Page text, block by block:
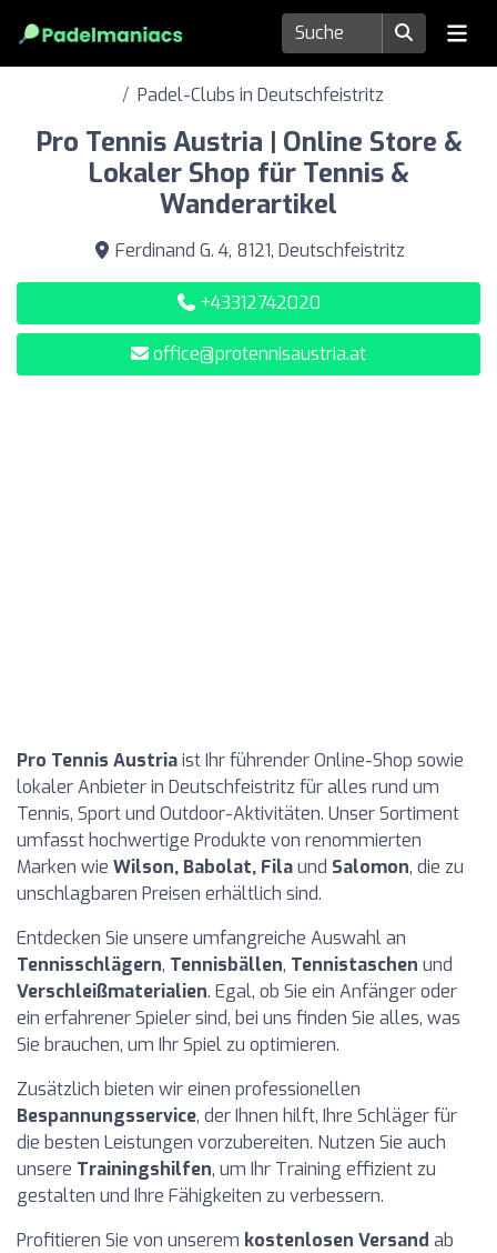
Padel-Clubs in Deutschfeistritz
Pro Tennis Austria | Online Store &
Lokaler Shop für Tennis &
Wanderartikel
Ferdinand G. 4, 8121, Deutschfeistritz
+43312742020
office@protennisaustria.at
Pro Tennis Austriaist Ihr führender Online-Shop sowie
lokaler Anbieter in Deutschfeistritz für alles rund um
Tennis, Sport und Outdoor-Aktivitäten. Unser Sortiment
umfasst hochwertige Produkte von renommierten
Marken wie Wilson, Babolat, Filaund Salomon, die zu
unschlagbaren Preisen erhältlich sind.
Entdecken Sie unsere umfangreiche Auswahl an
Tennisschlägern, Tennisbällen, Tennistaschen und
Verschleißmaterialien. Egal, ob Sie ein Anfänger oder
ein erfahrener Spieler sind, bei uns finden Sie alles, was
Sie brauchen, um Ihr Spiel zu optimieren.
Zusätzlich bieten wir einen professionellen
Bespannungsservice, der Ihnen hilft, Ihre Schläger für
die besten Leistungen vorzubereiten. Nutzen Sie auch
unsere Trainingshilfen, um Ihr Training effizient zu
gestalten und Ihre Fähigkeiten zu verbessern.
Profitieren Sie von unserem kostenlosen Versand ab